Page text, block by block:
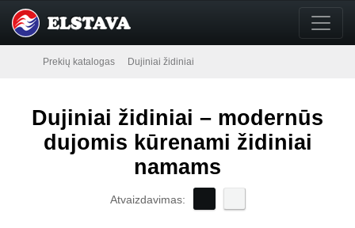
Prekių katalogas Dujiniai židiniai
Dujiniai židiniai – modernūs
dujomis kūrenami židiniai
namams
Atvaizdavimas: